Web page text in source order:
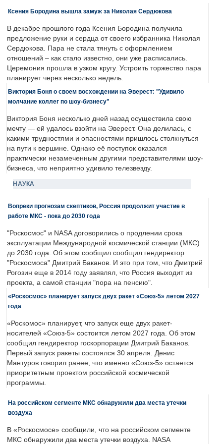
Ксения Бородина вышла замуж за Николая Сердюкова
В декабре прошлого года Ксения Бородина получила
предложение руки и сердца от своего избранника Николая
Сердюкова. Пара не стала тянуть с оформлением
отношений – как стало известно, они уже расписались.
Церемония прошла в узком кругу. Устроить торжество пара
планирует через несколько недель.
Виктория Боня о своем восхождении на Эверест: "Удивило
молчание коллег по шоу-бизнесу"
Виктория Боня несколько дней назад осуществила свою
мечту — ей удалось взойти на Эверест. Она делилась, с
какими трудностями и опасностями пришлось столкнуться
на пути к вершине. Однако её поступок оказался
практически незамеченным другими представителями шоу-
бизнеса, что неприятно удивило телезвезду.
НАУКА
Вопреки прогнозам скептиков, Россия продолжит участие в
работе МКС - пока до 2030 года
"Роскосмос" и NASA договорились о продлении срока
эксплуатации Международной космической станции (МКС)
до 2030 года. Об этом сообщил сообщил гендиректор
"Роскосмоса" Дмитрий Баканов. И это при том, что Дмитрий
Рогозин еще в 2014 году заявлял, что Россия выходит из
проекта, а самой станции "пора на пенсию".
«Роскосмос» планирует запуск двух ракет «Союз-5» летом 2027
года
«Роскомос» планирует, что запуск еще двух ракет-
носителей «Союз-5» состоится летом 2027 года. Об этом
сообщил гендиректор госкорпорации Дмитрий Баканов.
Первый запуск ракеты состоялся 30 апреля. Денис
Мантуров говорил ранее, что именно «Союз-5» остается
приоритетным проектом российской космической
программы.
На российском сегменте МКС обнаружили два места утечки
воздуха
В «Роскосмосе» сообщили, что на российском сегменте
МКС обнаружили два места утечки воздуха. NASA